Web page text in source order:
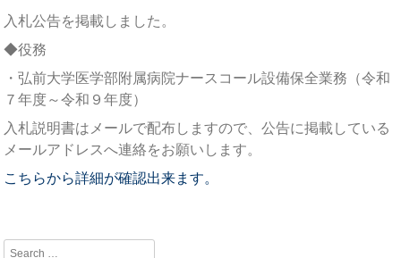
入札公告を掲載しました。
◆役務
・弘前大学医学部附属病院ナースコール設備保全業務（令和
７年度～令和９年度）
入札説明書はメールで配布しますので、公告に掲載している
メールアドレスへ連絡をお願いします。
こちらから詳細が確認出来ます。
Search